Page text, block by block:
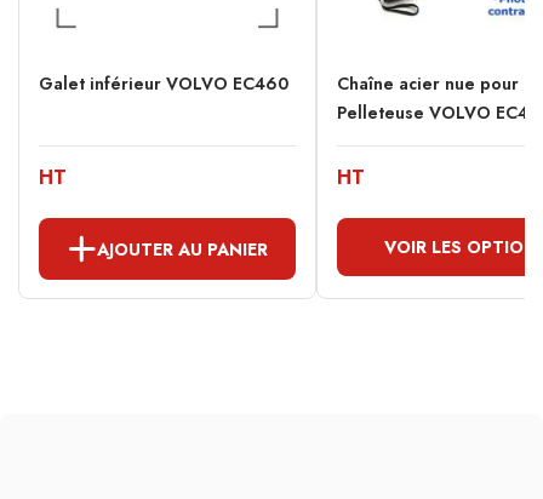
Galet inférieur VOLVO EC460
HT
AJOUTER AU PANIER
Chaîne acier nue pour
Pelleteuse VOLVO
HT
VOIR LES